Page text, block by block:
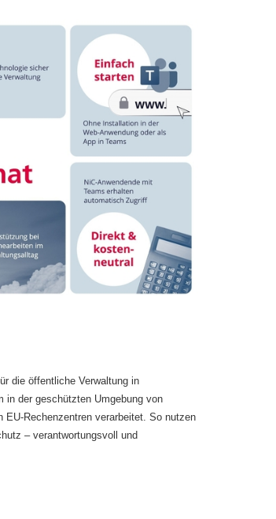
die öffentliche Verwaltung in
in der geschützten Umgebung von
EU-Rechenzentren verarbeitet. So nutzen
–verantwortungsvoll und